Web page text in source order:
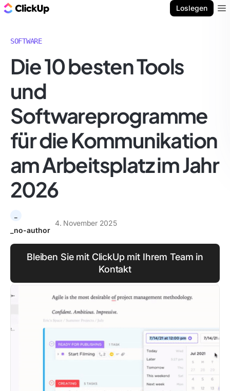
Loslegen
SOFTWARE
Die 10 besten Tools
und
Softwareprogramme
für die Kommunikation
am Arbeitsplatz im Jahr
2026
_no-author
4. November 2025
Bleiben Sie mit ClickUp mit Ihrem Team in
Kontakt